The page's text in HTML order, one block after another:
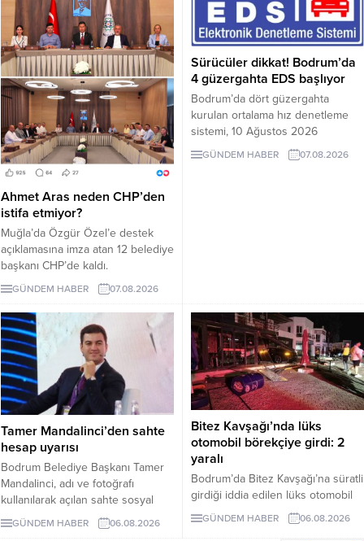
Ahmet Aras neden CHP’den
istifa etmiyor?
Muğla’da Özgür Özel’e destek
açıklamasına imza atan 12 belediye
başkanı CHP’de kaldı.
Milletvekilleri Yeni Parti’ye
geçerken belediye başkanlarının
tutumu ve CHP yönetiminin
sessizliği tartışılıyor.
GÜNDEM HABER 07.08.2026
Sürücüler dikkat! Bodrum’da
4 güzergahta EDS başlıyor
Bodrum’da dört güzergahta
kurulan ortalama hız denetleme
sistemi, 10 Ağustos 2026
Pazartesi günü devreye girecek.
İşte EDS uygulanacak yollar.
GÜNDEM HABER 07.08.2026
Tamer Mandalinci’den sahte
hesap uyarısı
Bodrum Belediye Başkanı Tamer
Mandalinci, adı ve fotoğrafı
kullanılarak açılan sahte sosyal
medya hesaplarına karşı uyarıda
bulundu. Mandalinci, tek resmî
GÜNDEM HABER 06.08.2026
Bitez Kavşağı’nda lüks
otomobil börekçiye girdi: 2
yaralı
Bodrum’da Bitez Kavşağı’na süratli
girdiği iddia edilen lüks otomobil
börekçiye girdi. Kazada sürücü ve
GÜNDEM HABER 06.08.2026